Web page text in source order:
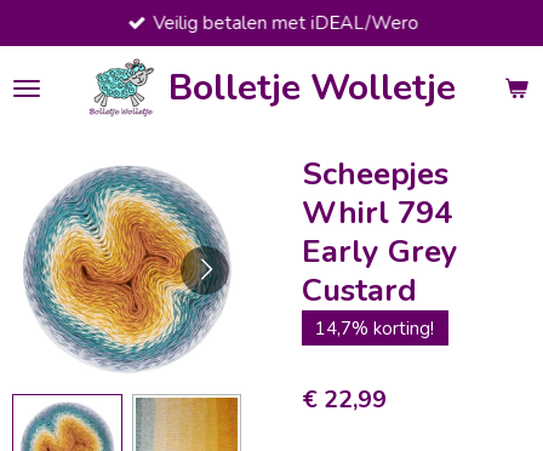
direct
naar
de
Bolletje Wolletje
Veilig betalen met iDEAL/Wero
Scheepjes
Whirl 794
Early Grey
Custard
14,7% korting!
€ 22,99